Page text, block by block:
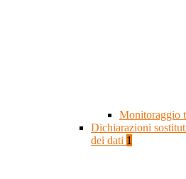
Monitoraggio
Dichiarazioni
dei dati 1